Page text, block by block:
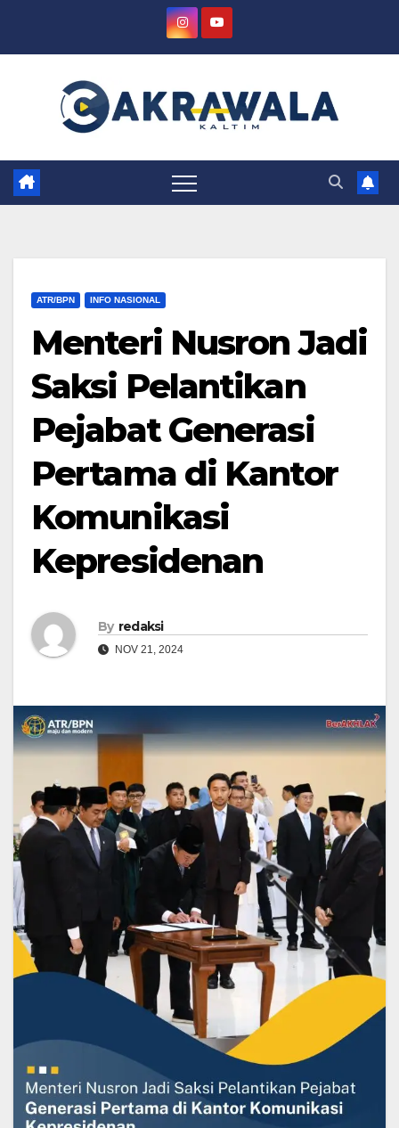
ATR/BPN INFO NASIONAL
Menteri Nusron Jadi
Saksi Pelantikan
Pejabat Generasi
Pertama di Kantor
Komunikasi
Kepresidenan
By redaksi
NOV 21, 2024